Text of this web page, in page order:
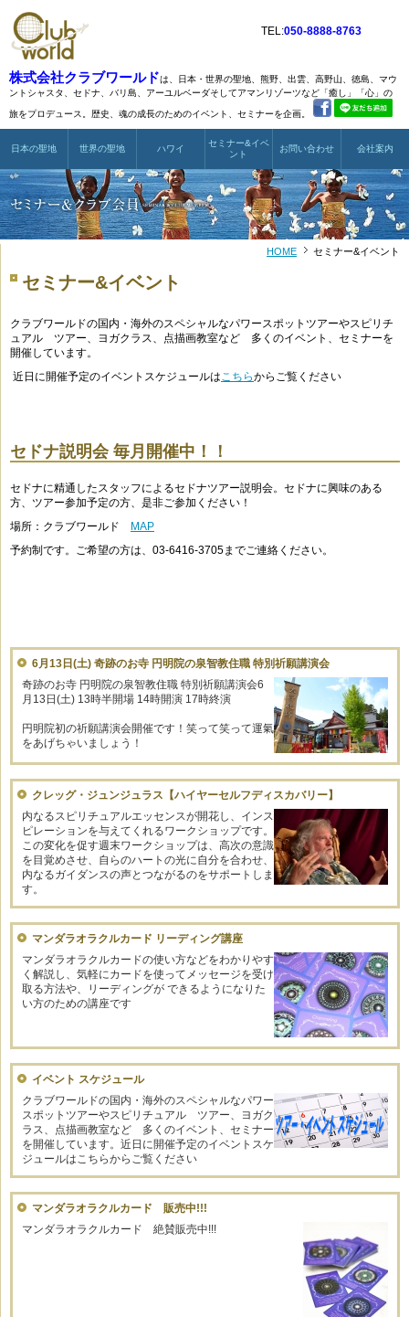
株式会社クラブワールドは、日本・世界の聖地、熊野、出雲、高野山、徳島、マウ
ントシャスタ、 セドナ、バリ島、アーユルベーダそしてアマンリゾーツなど 「癒し」「心」の
旅をプロデュース。歴史、魂の成長のためのイベント、セミナーを企画。
TEL:050-8888-8763
日本の聖地 世界の聖地 ハワイ
セミナー&イベ
ント
お問い合わせ 会社案内
HOME セミナー&イベント
セミナー&イベント
クラブワールドの国内・海外のスペシャルなパワースポットツアーやスピリチ
ュアル ツアー、ヨガクラス、点描画教室など 多くのイベント、セミナーを
開催しています。
近日に開催予定のイベントスケジュールはこちらからご覧ください
セドナ説明会 毎月開催中！！
セドナに精通したスタッフによるセドナツアー説明会。セドナに興味のある
方、ツアー参加予定の方、是非ご参加ください！
場所：クラブワールド
MAP
予約制です。ご希望の方は、03-6416-3705までご連絡ください。
6月13日(土) 奇跡のお寺 円明院の泉智教住職 特別祈願講演会
奇跡のお寺 円明院の泉智教住職 特別祈願講演会6
月13日(土) 13時半開場 14時開演 17時終演
円明院初の祈願講演会開催です！笑って笑って運氣
をあげちゃいましょう！
クレッグ・ジュンジュラス【ハイヤーセルフディスカバリー】
内なるスピリチュアルエッセンスが開花し、インス
ピレーションを与えてくれるワークショップです。
この変化を促す週末ワークショップは、高次の意識
を目覚めさせ、自らのハートの光に自分を合わせ、
内なるガイダンスの声とつながるのをサポートしま
す。
マンダラオラクルカード リーディング講座
マンダラオラクルカードの使い方などをわかりやす
く解説し、気軽にカードを使ってメッセージを受け
取る方法や、リーディングが できるようになりた
い方のための講座です
イベント スケジュール
クラブワールドの国内・海外のスペシャルなパワー
スポットツアーやスピリチュアル ツアー、ヨガク
ラス、点描画教室など 多くのイベント、セミナー
を開催しています。近日に開催予定のイベントスケ
ジュールはこちらからご覧ください
マンダラオラクルカード 販売中!!!
マンダラオラクルカード 絶賛販売中!!!